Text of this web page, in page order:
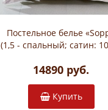
Постельное белье
(1,5 - спальный; сатин:
2313-4S)
14890 руб.
Купить